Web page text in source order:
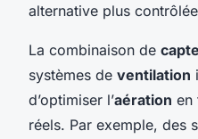
alternative plus
La combinaison de
systèmes de ventilation
d’optimiser l’aération en
réels. Par exemple, des